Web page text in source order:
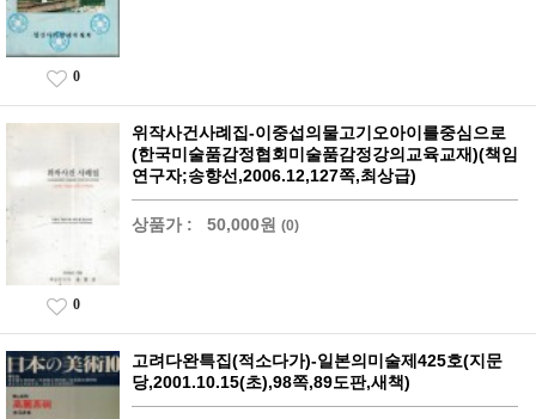
0
위작사건사례집-이중섭의물고기오아이를중심으로
(한국미술품감정협회미술품감정강의교육교재)(책임
연구자;송향선,2006.12,127쪽,최상급)
상품가 : 50,000원 (0)
0
고려다완특집(적소다가)-일본의미술제425호(지문
당,2001.10.15(초),98쪽,89도판,새책)